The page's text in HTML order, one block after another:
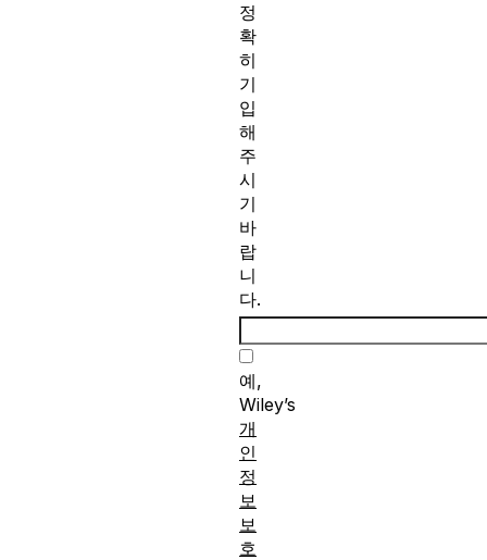
정
확
히
기
입
해
주
시
기
바
랍
니
다.
예,
Wiley’s
개
인
정
보
보
호